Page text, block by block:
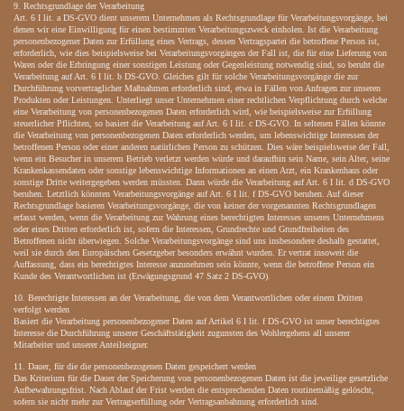
9. Rechtsgrundlage der Verarbeitung
Art. 6 I lit. a DS-GVO dient unserem Unternehmen als Rechtsgrundlage für Verarbeitungsvorgänge, bei
denen wir eine Einwilligung für einen bestimmten Verarbeitungszweck einholen. Ist die Verarbeitung
personenbezogener Daten zur Erfüllung eines Vertrags, dessen Vertragspartei die betroffene Person ist,
erforderlich, wie dies beispielsweise bei Verarbeitungsvorgängen der Fall ist, die für eine Lieferung von
Waren oder die Erbringung einer sonstigen Leistung oder Gegenleistung notwendig sind, so beruht die
Verarbeitung auf Art. 6 I lit. b DS-GVO. Gleiches gilt für solche Verarbeitungsvorgänge die zur
Durchführung vorvertraglicher Maßnahmen erforderlich sind, etwa in Fällen von Anfragen zur unseren
Produkten oder Leistungen. Unterliegt unser Unternehmen einer rechtlichen Verpflichtung durch welche
eine Verarbeitung von personenbezogenen Daten erforderlich wird, wie beispielsweise zur Erfüllung
steuerlicher Pflichten, so basiert die Verarbeitung auf Art. 6 I lit. c DS-GVO. In seltenen Fällen könnte
die Verarbeitung von personenbezogenen Daten erforderlich werden, um lebenswichtige Interessen der
betroffenen Person oder einer anderen natürlichen Person zu schützen. Dies wäre beispielsweise der Fall,
wenn ein Besucher in unserem Betrieb verletzt werden würde und daraufhin sein Name, sein Alter, seine
Krankenkassendaten oder sonstige lebenswichtige Informationen an einen Arzt, ein Krankenhaus oder
sonstige Dritte weitergegeben werden müssten. Dann würde die Verarbeitung auf Art. 6 I lit. d DS-GVO
beruhen. Letztlich könnten Verarbeitungsvorgänge auf Art. 6 I lit. f DS-GVO beruhen. Auf dieser
Rechtsgrundlage basieren Verarbeitungsvorgänge, die von keiner der vorgenannten Rechtsgrundlagen
erfasst werden, wenn die Verarbeitung zur Wahrung eines berechtigten Interesses unseres Unternehmens
oder eines Dritten erforderlich ist, sofern die Interessen, Grundrechte und Grundfreiheiten des
Betroffenen nicht überwiegen. Solche Verarbeitungsvorgänge sind uns insbesondere deshalb gestattet,
weil sie durch den Europäischen Gesetzgeber besonders erwähnt wurden. Er vertrat insoweit die
Auffassung, dass ein berechtigtes Interesse anzunehmen sein könnte, wenn die betroffene Person ein
Kunde des Verantwortlichen ist (Erwägungsgrund 47 Satz 2 DS-GVO).
10. Berechtigte Interessen an der Verarbeitung, die von dem Verantwortlichen oder einem Dritten
verfolgt werden
Basiert die Verarbeitung personenbezogener Daten auf Artikel 6 I lit. f DS-GVO ist unser berechtigtes
Interesse die Durchführung unserer Geschäftstätigkeit zugunsten des Wohlergehens all unserer
Mitarbeiter und unserer Anteilseigner.
11. Dauer, für die die personenbezogenen Daten gespeichert werden
Das Kriterium für die Dauer der Speicherung von personenbezogenen Daten ist die jeweilige gesetzliche
Aufbewahrungsfrist. Nach Ablauf der Frist werden die entsprechenden Daten routinemäßig gelöscht,
sofern sie nicht mehr zur Vertragserfüllung oder Vertragsanbahnung erforderlich sind.